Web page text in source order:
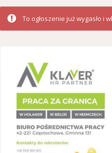
To ogłoszenie już wygasło i